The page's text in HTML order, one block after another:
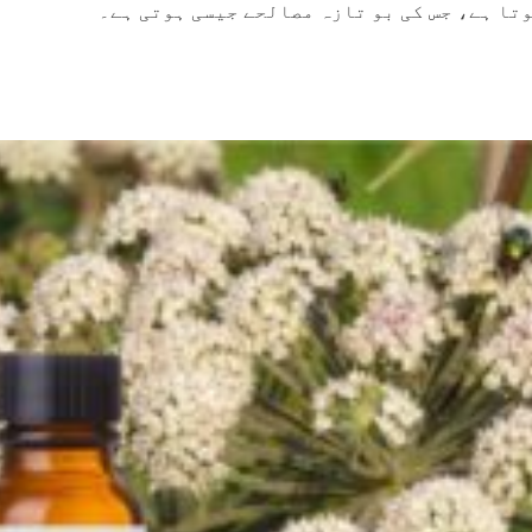
Lips,
599
Dye (Chocolate &
Coffee) – Prevents
Premature Hair Greying,
Improves Scalp Health,
Balances PH & Oil
Production
63
reviews
Rs. 890 Rs. 799
ADD TO CART
Best For
Wrinkles,
Circles
ShinyRs.
ہے، جس کی بو تازہ مصالحے جیسی ہوتی ہے۔